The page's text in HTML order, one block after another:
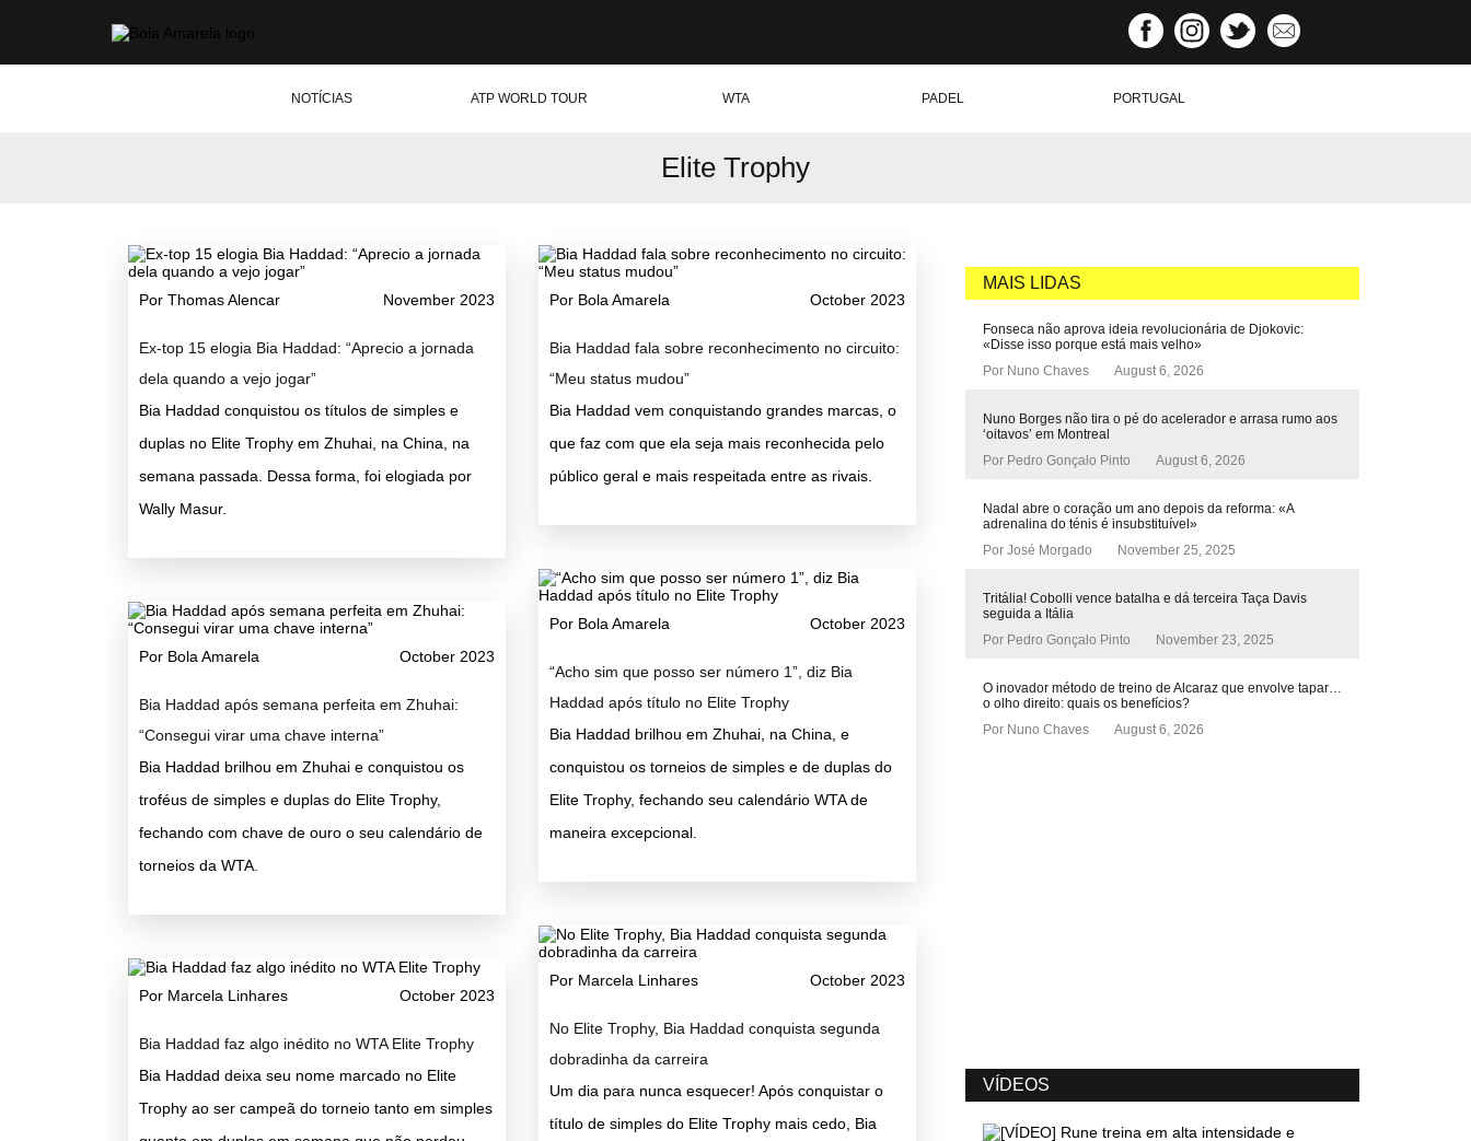
NOTÍCIAS ATP WORLD TOUR WTA PADEL PORTUGAL
Elite Trophy
Por Thomas Alencar November 2023
Ex-top 15 elogia Bia Haddad: “Aprecio a jornada
dela quando a vejo jogar”
Bia Haddad conquistou os títulos de simples e
duplas no Elite Trophy em Zhuhai, na China, na
semana passada. Dessa forma, foi elogiada por
Wally Masur.
Por Bola Amarela October 2023
Bia Haddad fala sobre reconhecimento no circuito:
“Meu status mudou”
Bia Haddad vem conquistando grandes marcas, o
que faz com que ela seja mais reconhecida pelo
público geral e mais respeitada entre as rivais.
Por Bola Amarela October 2023
“Acho sim que posso ser número 1”, diz Bia
Haddad após título no Elite Trophy
Bia Haddad brilhou em Zhuhai, na China, e
conquistou os torneios de simples e de duplas do
Elite Trophy, fechando seu calendário WTA de
maneira excepcional.
Por Bola Amarela October 2023
Bia Haddad após semana perfeita em Zhuhai:
“Consegui virar uma chave interna”
Bia Haddad brilhou em Zhuhai e conquistou os
troféus de simples e duplas do Elite Trophy,
fechando com chave de ouro o seu calendário de
torneios da WTA.
Por Marcela Linhares October 2023
No Elite Trophy, Bia Haddad conquista segunda
dobradinha da carreira
Um dia para nunca esquecer! Após conquistar o
título de simples do Elite Trophy mais cedo, Bia
Por Marcela Linhares October 2023
Bia Haddad faz algo inédito no WTA Elite Trophy
Bia Haddad deixa seu nome marcado no Elite
Trophy ao ser campeã do torneio tanto em simples
MAIS LIDAS
Fonseca não aprova ideia revolucionária de Djokovic:
«Disse isso porque está mais velho»
Por Nuno Chaves August 6, 2026
Nuno Borges não tira o pé do acelerador e arrasa rumo aos
‘oitavos’ em Montreal
Por Pedro Gonçalo Pinto August 6, 2026
Nadal abre o coração um ano depois da reforma: «A
adrenalina do ténis é insubstituível»
Por José Morgado November 25, 2025
Tritália! Cobolli vence batalha e dá terceira Taça Davis
seguida a Itália
Por Pedro Gonçalo Pinto November 23, 2025
O inovador método de treino de Alcaraz que envolve tapar…
o olho direito: quais os benefícios?
Por Nuno Chaves August 6, 2026
VÍDEOS